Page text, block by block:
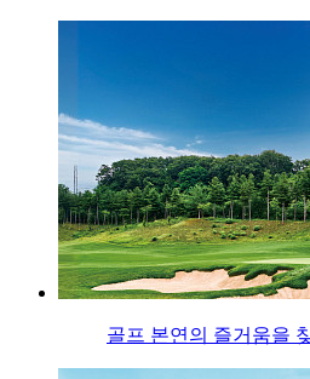
골프 본연의 즐거움을